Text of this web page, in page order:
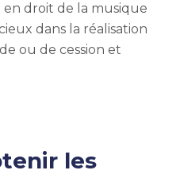
en droit de la musique
dans la réalisation
ou de cession et
les